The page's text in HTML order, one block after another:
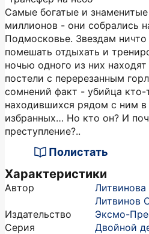
Самые богатые и
миллионов - они собрались
Подмосковье. Звездам
помешать отдыхать и
ночью одного из них
постели с перерезанным
сомнений факт - убийца
находившихся рядом с ним
избранных… Но кто он? И
преступление?..
Полистать
Характеристики
Автор Литвинова
Литвинов
Издательство
Эксмо-
Серия
Двойной